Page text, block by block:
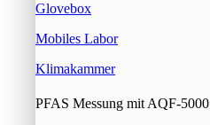
Glovebox
Mobiles Labor
Klimakammer
PFAS Messung mit AQF-5000